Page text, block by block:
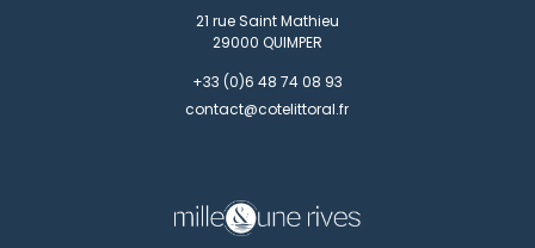
21 rue Saint Mathieu
29000 QUIMPER
+33 (0)6 48 74 08 93
contact@cotelittoral.fr